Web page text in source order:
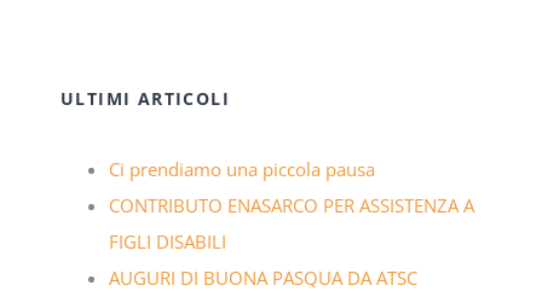
ULTIMI ARTICOLI
Ci prendiamo una piccola pausa
CONTRIBUTO ENASARCO PER ASSISTENZA A
FIGLI DISABILI
AUGURI DI BUONA PASQUA DA ATSC